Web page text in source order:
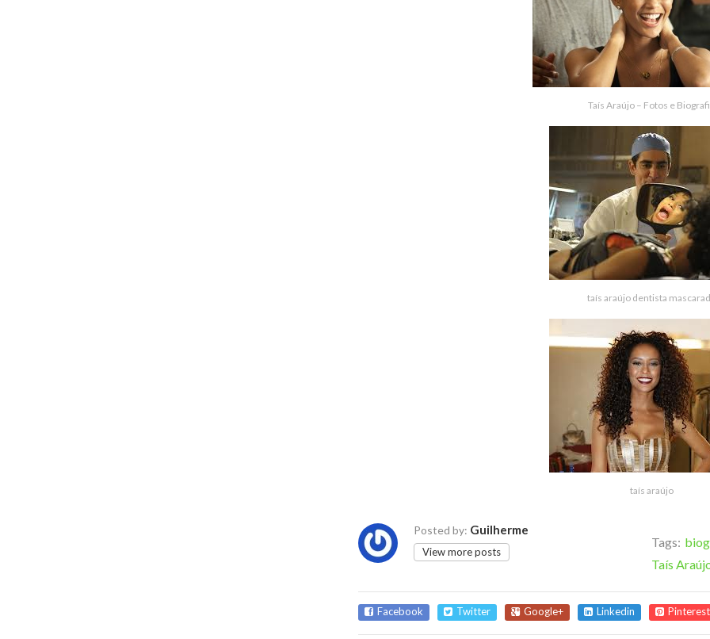
Taís Araújo – Fotos e
taís araújo dentista
taís araújo
Posted by: Guilherme
View more posts
Tags:
Taís
Facebook Twitter Google+ Linkedin Pinterest